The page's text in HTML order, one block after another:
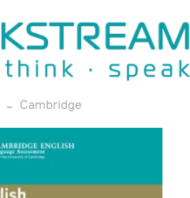
Cambridge